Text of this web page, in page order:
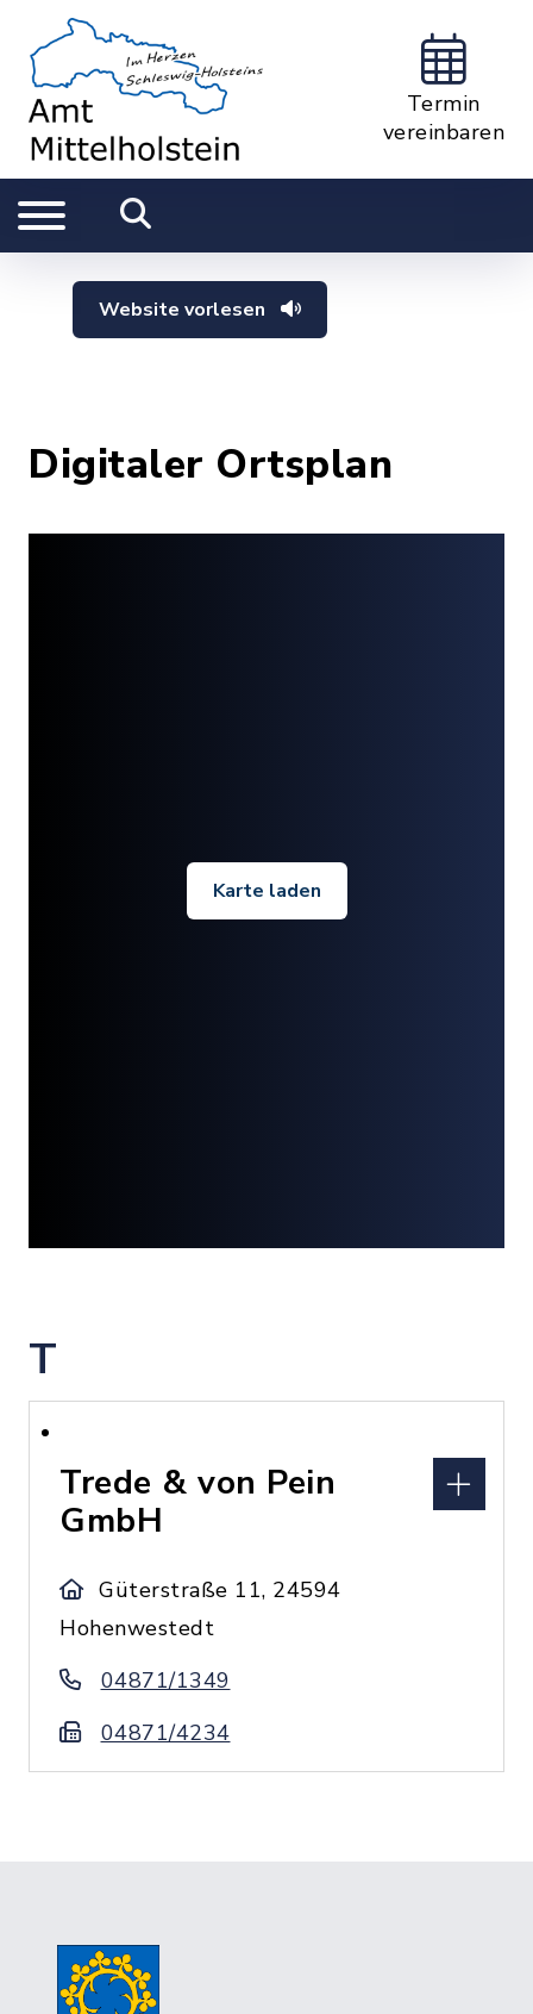
Termin
vereinbaren
Website vorlesen
Digitaler Ortsplan
Karte laden
T
Trede & von Pein
GmbH
Güterstraße 11, 24594
Hohenwestedt
04871/1349
04871/4234